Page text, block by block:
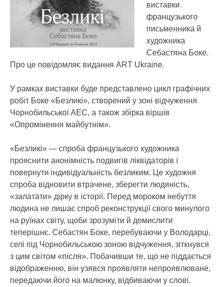
виставки
французького
письменника й
художника
Себастяна Боке.
Про це повідомляє видання ART Ukraine.
У рамках виставки буде представлено цикл графічних
робіт Боке «Безликі», створений у зоні відчуження
Чорнобильської АЕС, а також збірка віршів
«Опромінення майбутнім».
«Безликі» — спроба французького художника
прояснити анонімність подвигів ліквідаторів і
повернути індивідуальність безликим. Це художня
спроба відновити втрачене, зберегти людяність,
«залатати» дірку в історії. Перед мороком небуття
людина не лишає спроб реконструкції свого минулого
на руїнах світу, щоби зрозуміти й домислити
теперішнє. Себастян Боке, перебуваючи у Володарці,
селі під Чорнобильською зоною відчуження, зіткнувся
з цим світом «після». Побачивши те, що не піддається
відображенню, він узявся проявляти непроявлюване,
передаючи його на малюнку, відбиваючи у слові.